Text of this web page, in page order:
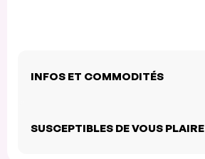
INFOS ET COMMODITÉS
SUSCEPTIBLES DE VOUS PLAIRE